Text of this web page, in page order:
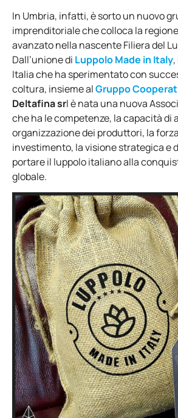
In Umbria, infatti, è sorto un nuovo
imprenditoriale che colloca la
avanzato nella nascente Filiera del
Dall’unione di Luppolo Made in Italy
Italia che ha sperimentato con
coltura, insieme alGruppo
Deltafina srl è nata una nuova
che ha le competenze, la capacità di
organizzazione dei produttori, la
investimento, la visione strategica e
portare il luppolo italiano alla
globale.